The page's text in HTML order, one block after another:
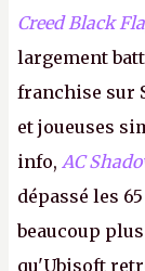
Creed Black
largement
franchise sur
et joueuses
info, AC
dépassé les
beaucoup
qu'Ubisoft